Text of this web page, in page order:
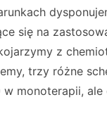
się na
z
trzy różne
w monoterapii,